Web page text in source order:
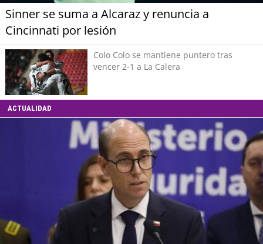
Sinner se suma a Alcaraz y renuncia a
Cincinnati por lesión
Colo Colo se mantiene puntero tras
vencer 2-1 a La Calera
ACTUALIDAD